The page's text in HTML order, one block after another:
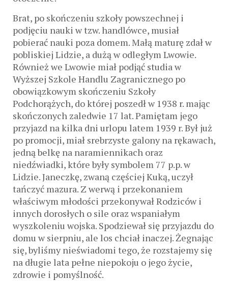
Brat, po skończeniu szkoły powszechnej i
podjęciu nauki w tzw. handlówce, musiał
pobierać nauki poza domem. Małą maturę zdał w
pobliskiej Lidzie, a dużą w odległym Lwowie.
Również we Lwowie miał podjąć studia w
Wyższej Szkole Handlu Zagranicznego po
obowiązkowym skończeniu Szkoły
Podchorążych, do której poszedł w 1938 r. mając
skończonych zaledwie 17 lat. Pamiętam jego
przyjazd na kilka dni urlopu latem 1939 r. Był już
po promocji, miał srebrzyste galony na rękawach,
jedną belkę na naramiennikach oraz
niedźwiadki, które były symbolem 77 p.p. w
Lidzie. Janeczkę, zwaną częściej Kuką, uczył
tańczyć mazura. Z werwą i przekonaniem
właściwym młodości przekonywał Rodziców i
innych dorosłych o sile oraz wspaniałym
wyszkoleniu wojska. Spodziewał się przyjazdu do
domu w sierpniu, ale los chciał inaczej. Żegnając
się, byliśmy nieświadomi tego, że rozstajemy się
na długie lata pełne niepokoju o jego życie,
zdrowie i pomyślność.